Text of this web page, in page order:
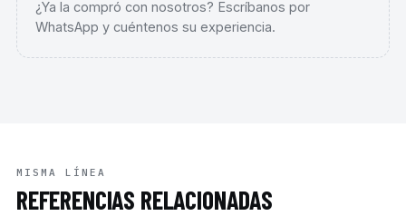
¿Ya la compró con nosotros? Escríbanos por
WhatsApp y cuéntenos su experiencia.
MISMA LÍNEA
REFERENCIAS RELACIONADAS